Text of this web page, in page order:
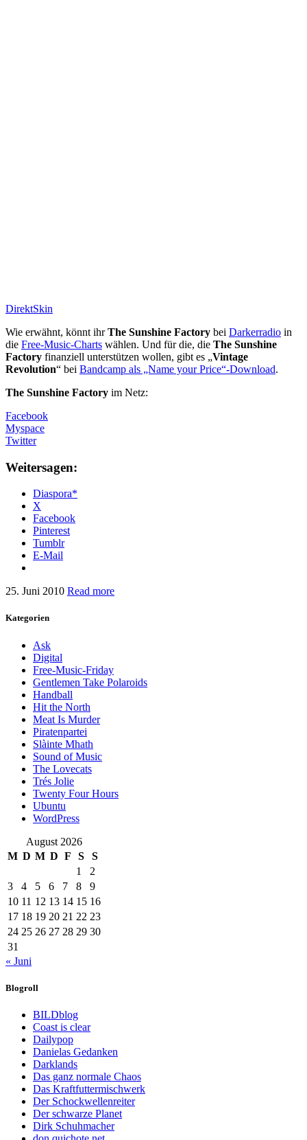
DirektSkin
Wie erwähnt, könnt ihrThe Sunshine Factory bei Darkerradio in
die Free-Music-Charts wählen. Und für die, die The Sunshine
Factory finanziell unterstützen wollen, gibt es „Vintage
Revolution“ bei Bandcamp als „Name your Price“-Download.
The Sunshine Factory im Netz:
Facebook
Myspace
Twitter
Weitersagen:
Diaspora*
X
Facebook
Pinterest
Tumblr
E-Mail
25. Juni 2010 Read more
Kategorien
Ask
Digital
Free-Music-Friday
Gentlemen Take Polaroids
Handball
Hit the North
Meat Is Murder
Piratenpartei
Slàinte Mhath
Sound of Music
The Lovecats
Trés Jolie
Twenty Four Hours
Ubuntu
WordPress
August 2026
M D M D F S
S
1
2
3
4 5 6 7 8
9
10 11 12 13 14 15 16
17 18 19 20 21 22 23
24 25 26 27 28 29 30
31
« Juni
Blogroll
BILDblog
Coast is clear
Dailypop
Danielas Gedanken
Darklands
Das ganz normale Chaos
Das Kraftfuttermischwerk
Der Schockwellenreiter
Der schwarze Planet
Dirk Schuhmacher